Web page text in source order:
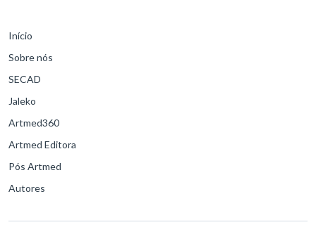
Início
Sobre nós
SECAD
Jaleko
Artmed360
Artmed Editora
Pós Artmed
Autores